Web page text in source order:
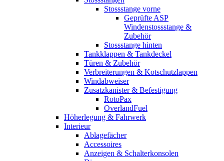
Stossstange vorne
Geprüfte ASP
Windenstossstange &
Zubehör
Stossstange hinten
Tankklappen & Tankdeckel
Türen & Zubehör
Verbreiterungen & Kotschutzlappen
Windabweiser
Zusatzkanister & Befestigung
RotoPax
OverlandFuel
Höherlegung & Fahrwerk
Interieur
Ablagefächer
Accessoires
Anzeigen & Schalterkonsolen